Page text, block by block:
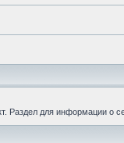
Раздел для информации о